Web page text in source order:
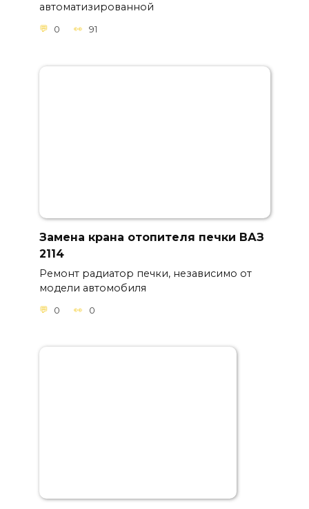
автоматизированной
0 91
Замена крана отопителя печки ВАЗ
2114
Ремонт радиатор печки, независимо от
модели автомобиля
0 0